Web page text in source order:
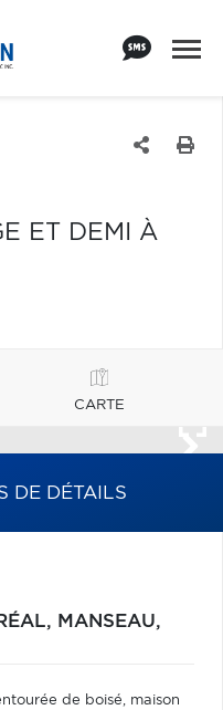
ET DEMI À
CARTE
DE DÉTAILS
MANSEAU,
de boisé, maison